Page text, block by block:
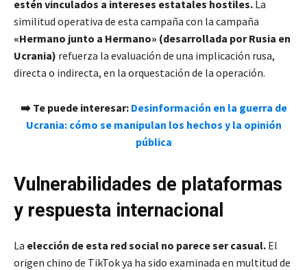
estén vinculados a intereses estatales hostiles. La
similitud operativa de esta campaña con la campaña
«Hermano junto a Hermano» (desarrollada por Rusia en
Ucrania) refuerza la evaluación de una implicación rusa,
directa o indirecta, en la orquestación de la operación.
➡️ Te puede interesar: Desinformación en la guerra de
Ucrania: cómo se manipulan los hechos y la opinión
pública
Vulnerabilidades de plataformas
y respuesta internacional
La elección de esta red social no parece ser casual. El
origen chino de TikTok ya ha sido examinada en multitud de